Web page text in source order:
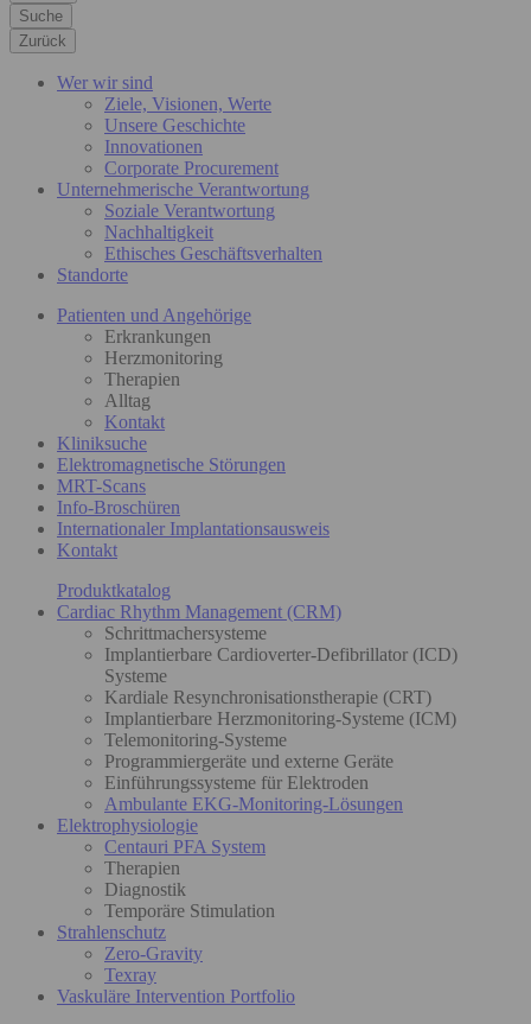
Suche
Zurück
Wer wir sind
Ziele, Visionen, Werte
Unsere Geschichte
Innovationen
Corporate Procurement
Unternehmerische Verantwortung
Soziale Verantwortung
Nachhaltigkeit
Ethisches Geschäftsverhalten
Standorte
Patienten und Angehörige
Erkrankungen
Herzmonitoring
Therapien
Alltag
Kontakt
Kliniksuche
Elektromagnetische Störungen
MRT-Scans
Info-Broschüren
Internationaler Implantationsausweis
Kontakt
Produktkatalog
Cardiac Rhythm Management (CRM)
Schrittmachersysteme
Implantierbare Cardioverter-Defibrillator (ICD)
Systeme
Kardiale Resynchronisationstherapie (CRT)
Implantierbare Herzmonitoring-Systeme (ICM)
Telemonitoring-Systeme
Programmiergeräte und externe Geräte
Einführungssysteme für Elektroden
Ambulante EKG-Monitoring-Lösungen
Elektrophysiologie
Centauri PFA System
Therapien
Diagnostik
Temporäre Stimulation
Strahlenschutz
Zero-Gravity
Texray
Vaskuläre Intervention Portfolio